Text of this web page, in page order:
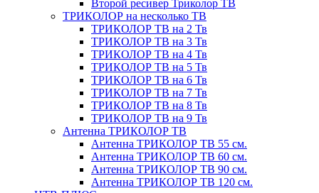
Второй ресивер Триколор ТВ
ТРИКОЛОР на несколько ТВ
ТРИКОЛОР ТВ на 2 Тв
ТРИКОЛОР ТВ на 3 Тв
ТРИКОЛОР ТВ на 4 Тв
ТРИКОЛОР ТВ на 5 Тв
ТРИКОЛОР ТВ на 6 Тв
ТРИКОЛОР ТВ на 7 Тв
ТРИКОЛОР ТВ на 8 Тв
ТРИКОЛОР ТВ на 9 Тв
Антенна ТРИКОЛОР ТВ
Антенна ТРИКОЛОР ТВ 55 см.
Антенна ТРИКОЛОР ТВ 60 см.
Антенна ТРИКОЛОР ТВ 90 см.
Антенна ТРИКОЛОР ТВ 120 см.